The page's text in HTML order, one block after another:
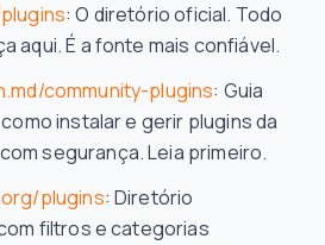
: O diretório oficial. Todo
aqui. É a fonte mais confiável.
community-plugins: Guia
instalar e gerir plugins da
segurança. Leia primeiro.
plugins: Diretório
filtros e categorias